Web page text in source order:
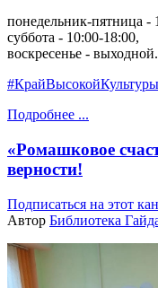
понедельник-пятница -
суббота - 10:00-18:00,
воскресенье - выходной.
#КрайВысокойКультуры
Подробнее ...
«Ромашковое
верности!
Подписаться на этот
Автор Библиотека